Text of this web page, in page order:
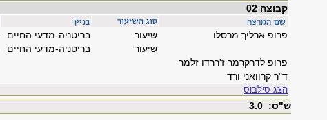
קבוצה 02
בריטניה-מדעי החיים שיעור
פרופ ארליך מרסלו
בריטניה-מדעי החיים
שיעור
פרופ לדרקרמר ז'ררדו זלמר
ד"ר קרוואני ורד
הצג סילבוס
ש"ס: 3.0